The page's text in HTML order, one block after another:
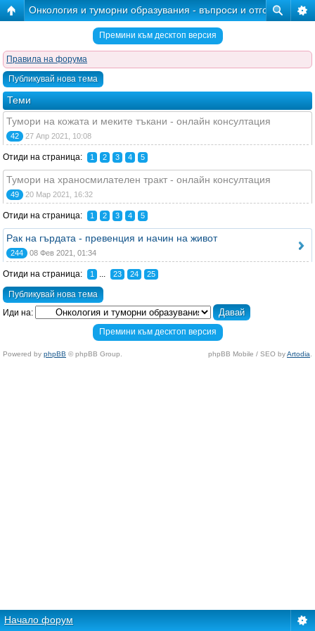
Онкология и туморни образувания - въпроси и отговори
Премини към десктоп версия
Правила на форума
Публикувай нова тема
Теми
Тумори на кожата и меките тъкани - онлайн консултация
42 27 Апр 2021, 10:08
Отиди на страница: 1 2 3 4 5
Тумори на храносмилателен тракт - онлайн консултация
49 20 Мар 2021, 16:32
Отиди на страница: 1 2 3 4 5
Рак на гърдата - превенция и начин на живот
244 08 Фев 2021, 01:34
Отиди на страница: 1 ... 23 24 25
Публикувай нова тема
Иди на:
Премини към десктоп версия
Powered by phpBB © phpBB Group. phpBB Mobile / SEO byArtodia
Начало форум